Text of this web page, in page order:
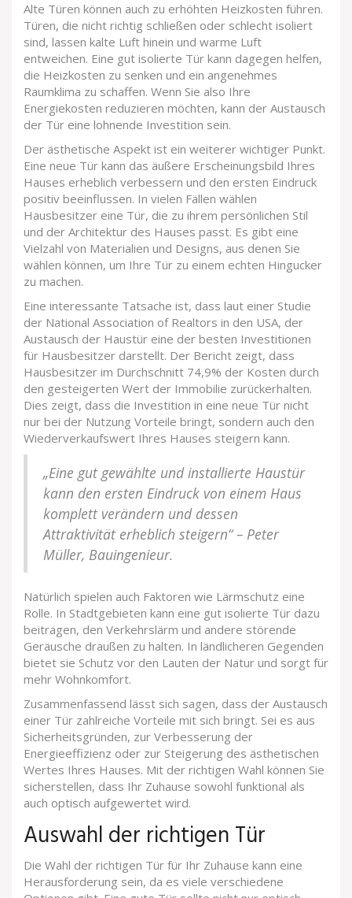
Alte Türen können auch zu erhöhten Heizkosten führen.
Türen, die nicht richtig schließen oder schlecht isoliert
sind, lassen kalte Luft hinein und warme Luft
entweichen. Eine gut isolierte Tür kann dagegen helfen,
die Heizkosten zu senken und ein angenehmes
Raumklima zu schaffen. Wenn Sie also Ihre
Energiekosten reduzieren möchten, kann der Austausch
der Tür eine lohnende Investition sein.
Der ästhetische Aspekt ist ein weiterer wichtiger Punkt.
Eine neue Tür kann das äußere Erscheinungsbild Ihres
Hauses erheblich verbessern und den ersten Eindruck
positiv beeinflussen. In vielen Fällen wählen
Hausbesitzer eine Tür, die zu ihrem persönlichen Stil
und der Architektur des Hauses passt. Es gibt eine
Vielzahl von Materialien und Designs, aus denen Sie
wählen können, um Ihre Tür zu einem echten Hingucker
zu machen.
Eine interessante Tatsache ist, dass laut einer Studie
der National Association of Realtors in den USA, der
Austausch der Haustür eine der besten Investitionen
für Hausbesitzer darstellt. Der Bericht zeigt, dass
Hausbesitzer im Durchschnitt 74,9% der Kosten durch
den gesteigerten Wert der Immobilie zurückerhalten.
Dies zeigt, dass die Investition in eine neue Tür nicht
nur bei der Nutzung Vorteile bringt, sondern auch den
Wiederverkaufswert Ihres Hauses steigern kann.
„Eine gut gewählte und installierte Haustür
kann den ersten Eindruck von einem Haus
komplett verändern und dessen
Attraktivität erheblich steigern“ – Peter
Müller, Bauingenieur.
Natürlich spielen auch Faktoren wie Lärmschutz eine
Rolle. In Stadtgebieten kann eine gut isolierte Tür dazu
beitragen, den Verkehrslärm und andere störende
Geräusche draußen zu halten. In ländlicheren Gegenden
bietet sie Schutz vor den Lauten der Natur und sorgt für
mehr Wohnkomfort.
Zusammenfassend lässt sich sagen, dass der Austausch
einer Tür zahlreiche Vorteile mit sich bringt. Sei es aus
Sicherheitsgründen, zur Verbesserung der
Energieeffizienz oder zur Steigerung des ästhetischen
Wertes Ihres Hauses. Mit der richtigen Wahl können Sie
sicherstellen, dass Ihr Zuhause sowohl funktional als
auch optisch aufgewertet wird.
Auswahl der richtigen Tür
Die Wahl der richtigen Tür für Ihr Zuhause kann eine
Herausforderung sein, da es viele verschiedene